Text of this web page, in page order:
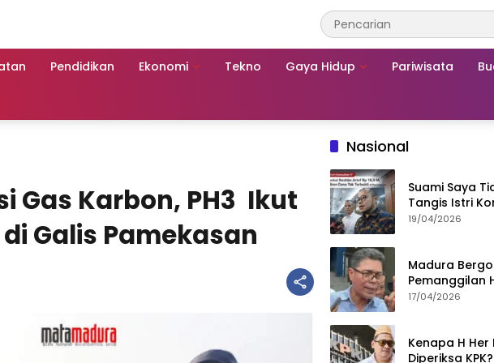
Pendidikan Ekonomi Tekno Gaya Hidup Pariwisata
Gas Karbon, PH3 Ikut
Galis Pamekasan
Nasional
Suami Saya
Tangis Istri
Nadiem
19/04/2026
Madura
Pemanggilan
Pamekasan,
17/04/2026
Kenapa H
Diperiksa KPK?